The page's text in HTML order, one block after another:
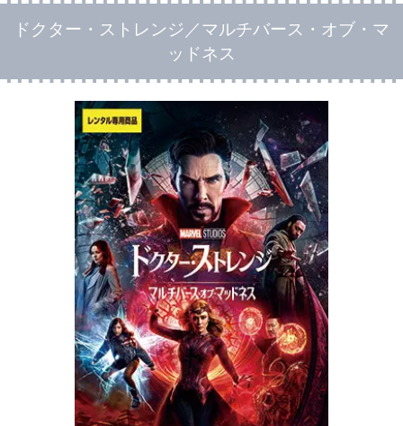
ドクター・ストレンジ／マルチバース・オブ・マ
ッドネス